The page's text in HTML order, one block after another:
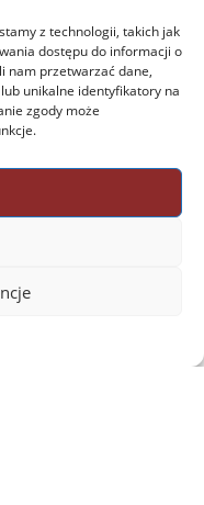
z technologii, takich jak
dostępu do informacji o
nam przetwarzać dane,
unikalne identyfikatory na
zgody może